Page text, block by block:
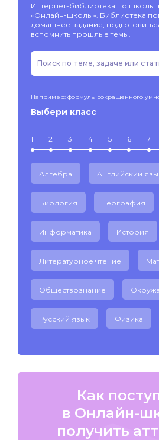
Интернет-библиотека по
«Онлайн-школы». Библиотека
домашнее задание,
вспомнить прошлые темы.
Например: формулы сокращенного
Выбери класс
1 2 3 4 5 6 7
Алгебра Английский
Биология География
Информатика История
Литературное чтение
Обществознание
Русский язык Физика
Как
в Онлайн-
получить